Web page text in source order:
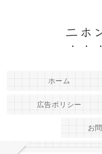
二ホ
ホーム
広告ポリシー
お